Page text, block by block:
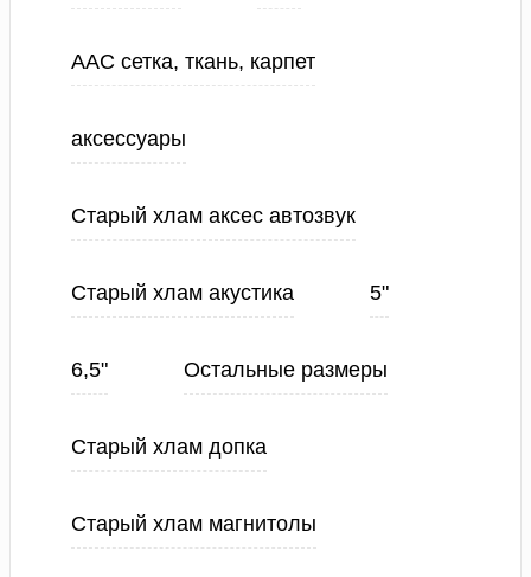
ААС сетка, ткань, карпет
аксессуары
Старый хлам аксес автозвук
Старый хлам акустика 5"
6,5" Остальные размеры
Старый хлам допка
Старый хлам магнитолы